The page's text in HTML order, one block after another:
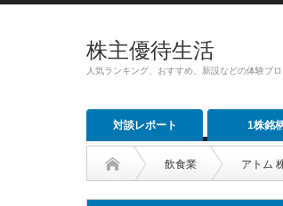
株主優待生活
人気ランキング、おすすめ、新設などの体験ブロ
対談レポート 1株銘
飲食業 アトム